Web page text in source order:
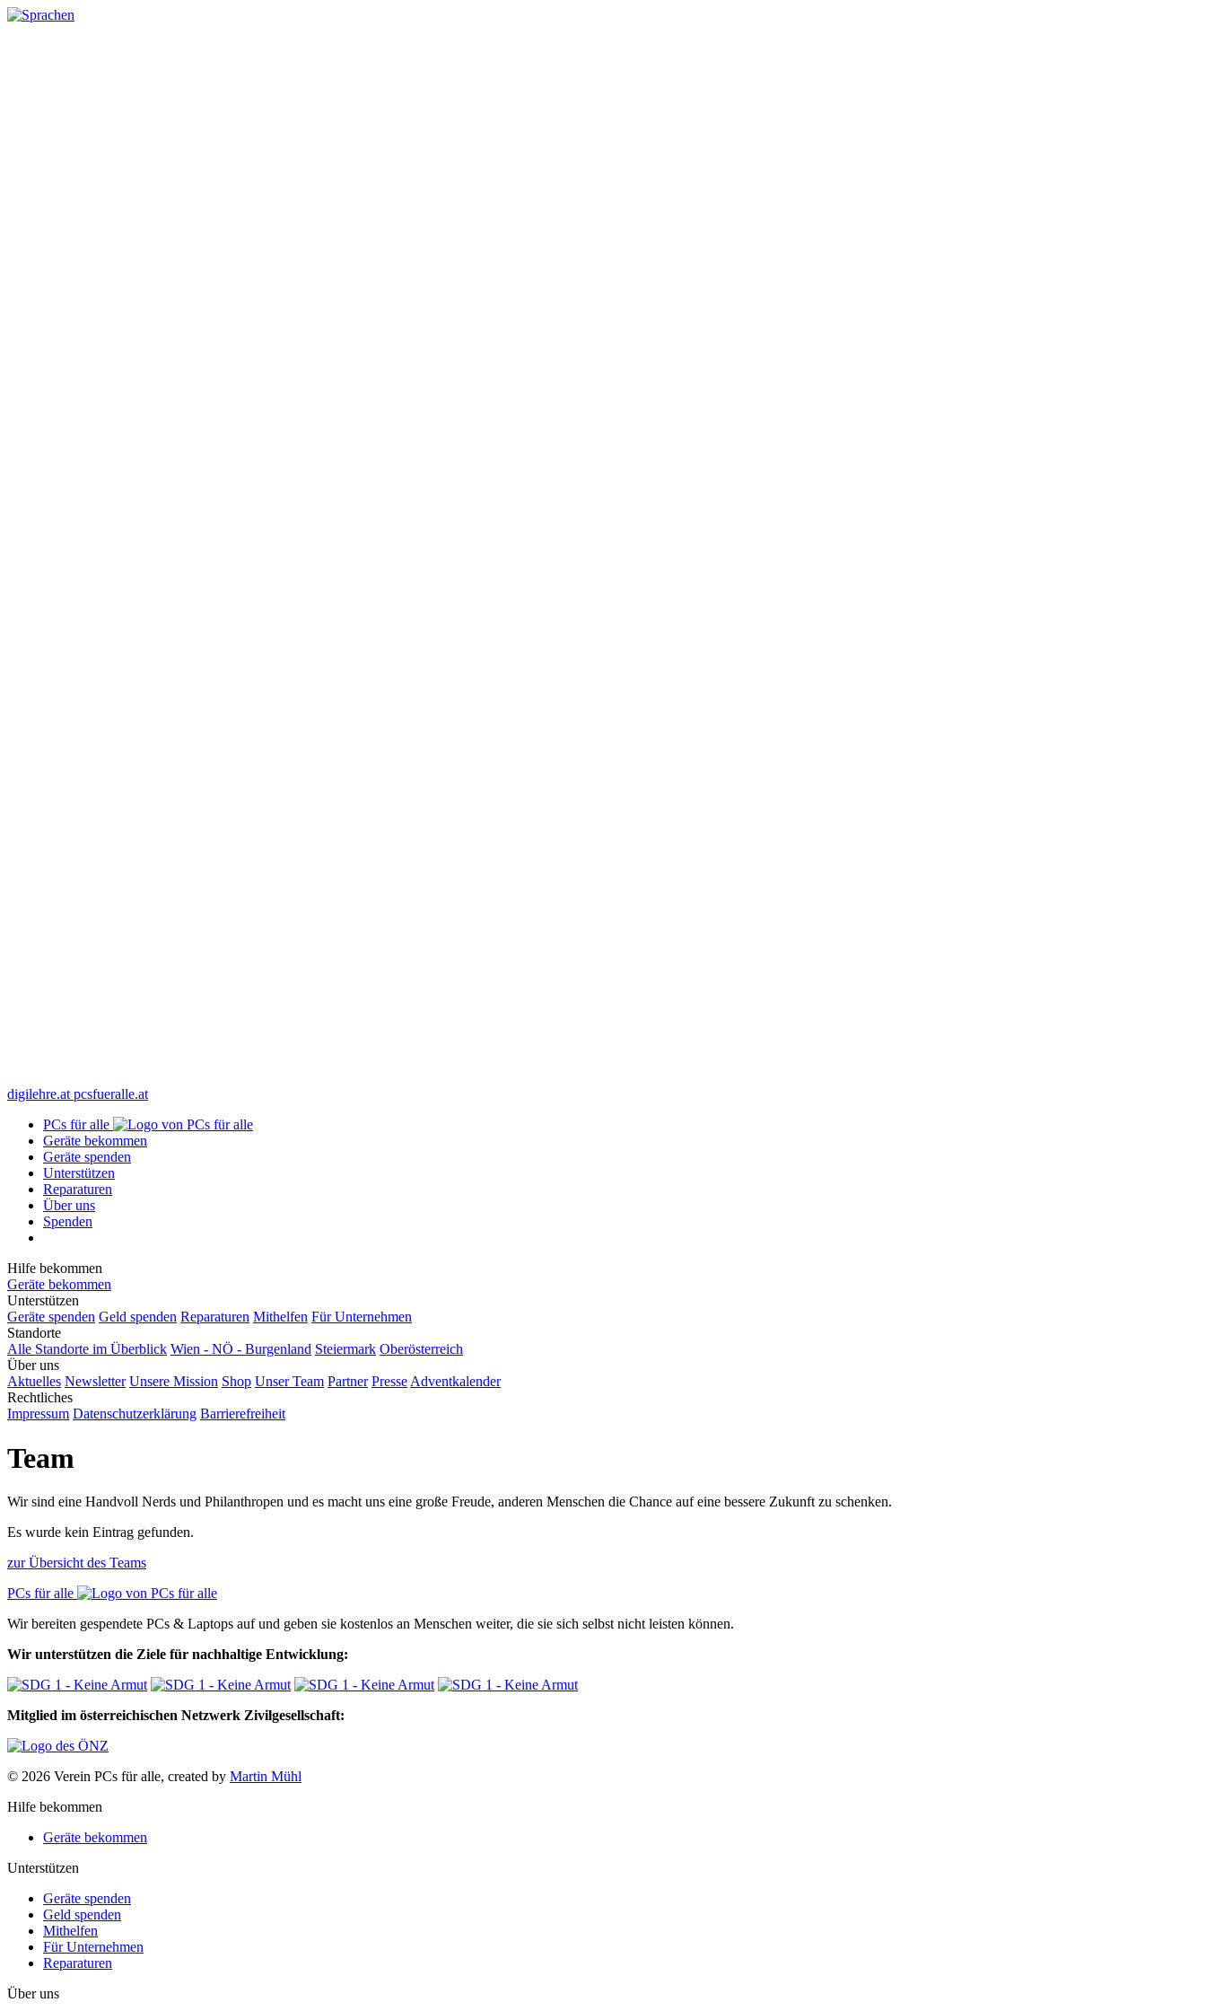
digilehre.atpcsfueralle.at
PCs für alle
Geräte bekommen
Geräte spenden
Unterstützen
Reparaturen
Über uns
Spenden
Hilfe bekommen
Geräte bekommen
Unterstützen
Geräte spenden Geld spenden Reparaturen Mithelfen Für Unternehmen
Standorte
Alle Standorte im Überblick Wien - NÖ - Burgenland Steiermark Oberösterreich
Über uns
Aktuelles Newsletter Unsere Mission Shop Unser Team Partner PresseAdventkalender
Rechtliches
Impressum Datenschutzerklärung Barrierefreiheit
Team
Wir sind eine Handvoll Nerds und Philanthropen und es macht uns eine große Freude, anderen Menschen die Chance auf eine bessere Zukunft zu schenken.
Es wurde kein Eintrag gefunden.
zur Übersicht des Teams
PCs für alle
Wir bereiten gespendete PCs & Laptops auf und geben sie kostenlos an Menschen weiter, die sie sich selbst nicht leisten können.
Wir unterstützen die Ziele für nachhaltige Entwicklung:
Mitglied im österreichischen Netzwerk Zivilgesellschaft:
© 2026 Verein PCs für alle, created by Martin Mühl
Hilfe bekommen
Geräte bekommen
Unterstützen
Geräte spenden
Geld spenden
Mithelfen
Für Unternehmen
Reparaturen
Über uns